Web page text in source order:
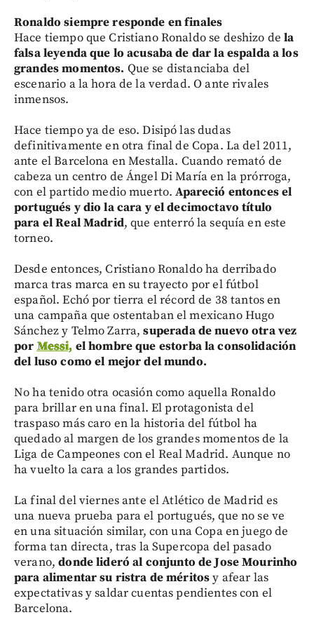
Ronaldo siempre responde en finales
Hace tiempo que Cristiano Ronaldo se deshizo dela
falsa leyenda que lo acusaba de dar la espalda a los
grandes momentos. Que se distanciaba del
escenario a la hora de la verdad. O ante rivales
inmensos.
Hace tiempo ya de eso. Disipó las dudas
definitivamente en otra final de Copa. La del 2011,
ante el Barcelona en Mestalla. Cuando remató de
cabeza un centro de Ángel Di María en la prórroga,
con el partido medio muerto.Apareció entonces el
portugués y dio la cara y el decimoctavo título
para el Real Madrid, que enterró la sequía en este
torneo.
Desde entonces, Cristiano Ronaldo ha derribado
marca tras marca en su trayecto por el fútbol
español. Echó por tierra el récord de 38 tantos en
una campaña que ostentaban el mexicano Hugo
Sánchez y Telmo Zarra,superada de nuevo otra vez
por Messi, el hombre que estorba la consolidación
del luso como el mejor del mundo.
No ha tenido otra ocasión como aquella Ronaldo
para brillar en una final. El protagonista del
traspaso más caro en la historia del fútbol ha
quedado al margen de los grandes momentos de la
Liga de Campeones con el Real Madrid. Aunque no
ha vuelto la cara a los grandes partidos.
La final del viernes ante el Atlético de Madrid es
una nueva prueba para el portugués, que no se ve
en una situación similar, con una Copa en juego de
forma tan directa, tras la Supercopa del pasado
verano,donde lideró al conjunto de Jose Mourinho
para alimentar su ristra de méritosy afear las
expectativas y saldar cuentas pendientes con el
Barcelona.